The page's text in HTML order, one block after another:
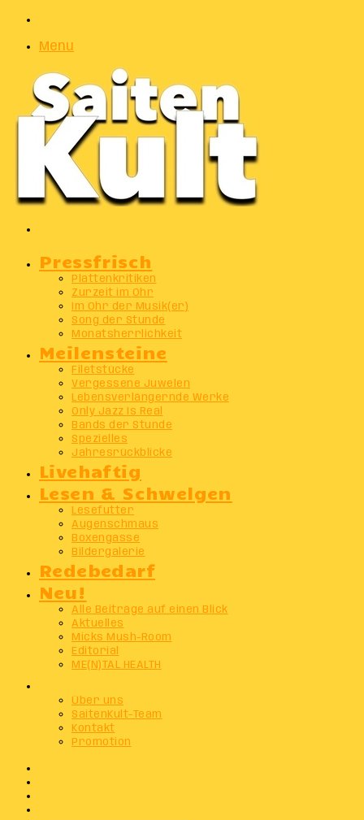
Menu
Pressfrisch
Plattenkritiken
Zurzeit im Ohr
Im Ohr der Musik(er)
Song der Stunde
Monatsherrlichkeit
Meilensteine
Filetstücke
Vergessene Juwelen
Lebensverlängernde Werke
Only Jazz Is Real
Bands der Stunde
Spezielles
Jahresrückblicke
Livehaftig
Lesen & Schwelgen
Lesefutter
Augenschmaus
Boxengasse
Bildergalerie
Redebedarf
Neu!
Alle Beiträge auf einen Blick
Aktuelles
Micks Mush-Room
Editorial
ME(N)TAL HEALTH
Über uns
SaitenKult-Team
Kontakt
Promotion